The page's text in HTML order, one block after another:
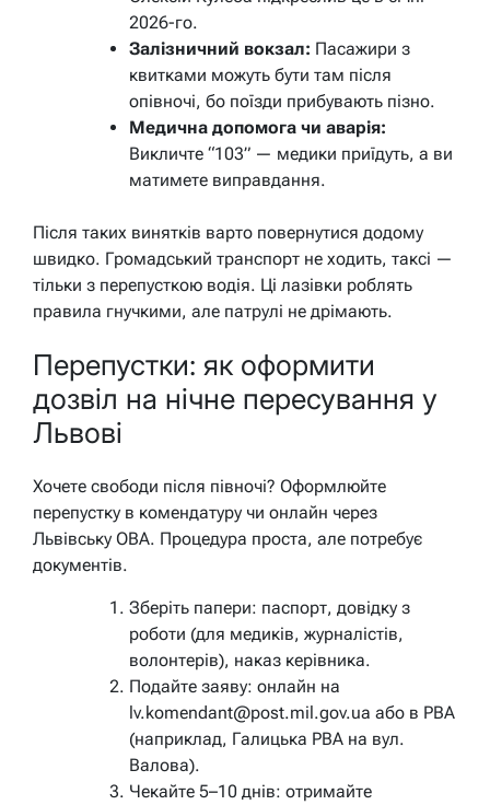
2026-го.
Залізничний вокзал: Пасажири з
квитками можуть бути там після
опівночі, бо поїзди прибувають пізно.
Медична допомога чи аварія:
Викличте “103” — медики приїдуть, а ви
матимете виправдання.
Після таких винятків варто повернутися додому
швидко. Громадський транспорт не ходить, таксі —
тільки з перепусткою водія. Ці лазівки роблять
правила гнучкими, але патрулі не дрімають.
Перепустки: як оформити
дозвіл на нічне пересування у
Львові
Хочете свободи після півночі? Оформлюйте
перепустку в комендатуру чи онлайн через
Львівську ОВА. Процедура проста, але потребує
документів.
Зберіть папери: паспорт, довідку з
роботи (для медиків, журналістів,
волонтерів), наказ керівника.
Подайте заяву: онлайн на
lv.komendant@post.mil.gov.ua або в РВА
(наприклад, Галицька РВА на вул.
Валова).
Чекайте 5–10 днів: отримайте